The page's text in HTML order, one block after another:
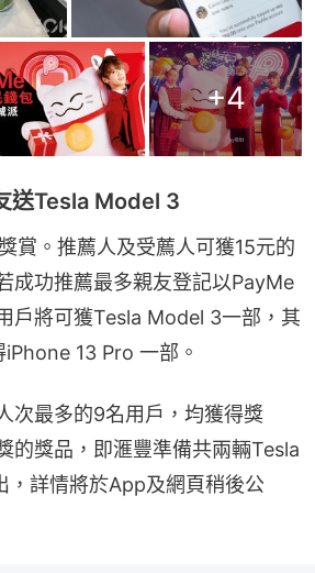
+4
送Tesla Model 3
賞。推薦人及受薦人可獲15元的
成功推薦最多親友登記以PayMe
戶將可獲Tesla Model 3一部，其
13 Pro 一部。
次最多的9名用戶，均獲得獎
的獎品，即滙豐準備共兩輛Tesla
，詳情將於App及網頁稍後公